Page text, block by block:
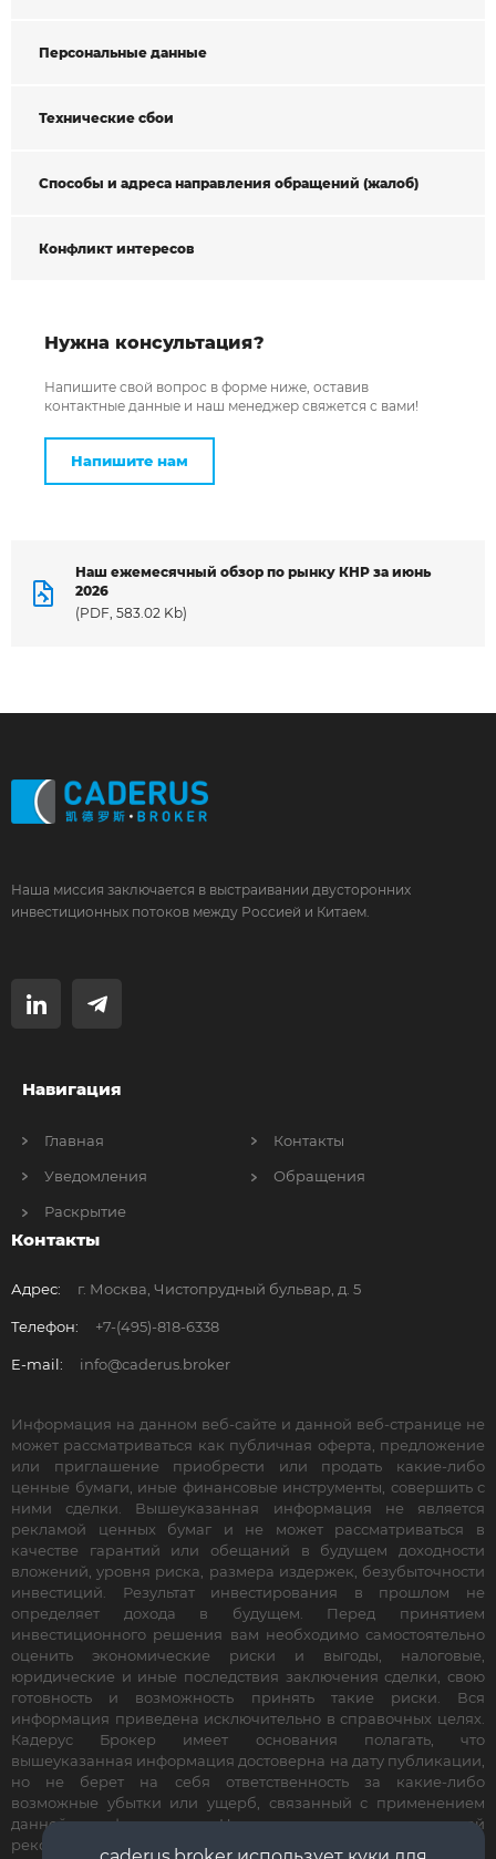
Персональные данные
Технические сбои
Способы и адреса направления обращений (жалоб)
Конфликт интересов
Нужна консультация?
Напишите свой вопрос в форме ниже, оставив
контактные данные и наш менеджер свяжется с вами!
Напишите нам
Наш ежемесячный обзор по рынку КНР за июнь
2026
(PDF, 583.02 Kb)
Наша миссия заключается в выстраивании двусторонних
инвестиционных потоков между Россией и Китаем.
Навигация
Главная
Уведомления
Раскрытие
Контакты
Обращения
Контакты
Адрес: г. Москва, Чистопрудный бульвар, д. 5
Телефон: +7-(495)-818-6338
E-mail: info@caderus.broker
Информация на данном веб-сайте и данной веб-странице не
может рассматриваться как публичная оферта, предложение
или приглашение приобрести или продать какие-либо
ценные бумаги, иные финансовые инструменты, совершить с
ними сделки. Вышеуказанная информация не является
рекламой ценных бумаг и не может рассматриваться в
качестве гарантий или обещаний в будущем доходности
вложений, уровня риска, размера издержек, безубыточности
инвестиций. Результат инвестирования в прошлом не
определяет дохода в будущем. Перед принятием
инвестиционного решения вам необходимо самостоятельно
оценить экономические риски и выгоды, налоговые,
юридические и иные последствия заключения сделки, свою
готовность и возможность принять такие риски. Вся
информация приведена исключительно в справочных целях.
Кадерус Брокер имеет основания полагать, что
вышеуказанная информация достоверна на дату публикации,
но не берет на себя ответственность за какие-либо
возможные убытки или ущерб, связанный с применением
данной информации. Не является инвестиционной
рекомендацией. Все права защищены.